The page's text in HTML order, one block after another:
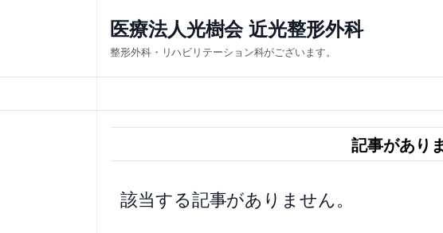
ス
キ
医療法人光樹会 近光整形外科
整形外科・リハビリテーション科がございます。
記事があり
該当する記事がありません。